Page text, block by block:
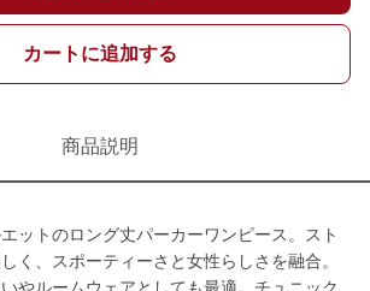
カートに追加する
商品説明
ットのロング丈パーカーワンピース。スト
く、スポーティーさと女性らしさを融合。